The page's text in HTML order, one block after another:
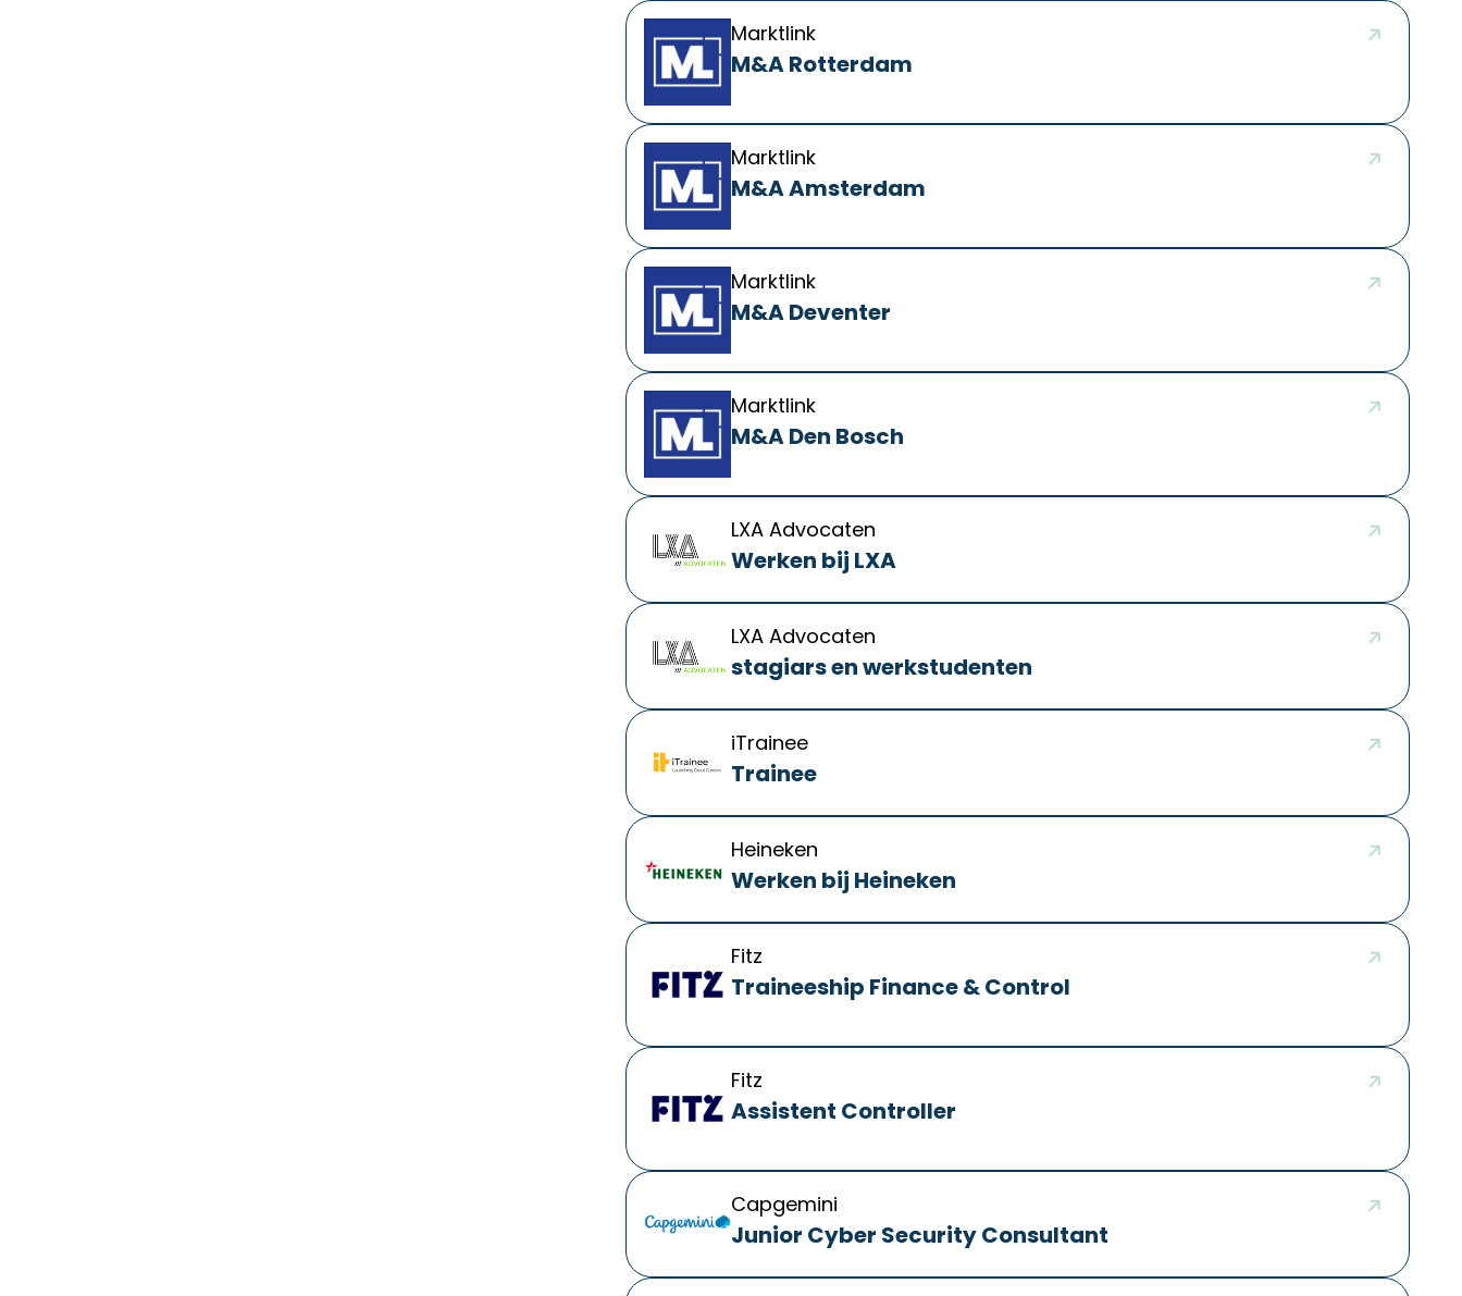
Marktlink
M&A Rotterdam
Marktlink
M&A Amsterdam
Marktlink
M&A Deventer
Marktlink
M&A Den Bosch
LXA Advocaten
Werken bij LXA
LXA Advocaten
stagiars en werkstudenten
iTrainee
Trainee
Heineken
Werken bij Heineken
Fitz
Traineeship Finance & Control
Fitz
Assistent Controller
Capgemini
Junior Cyber Security Consultant